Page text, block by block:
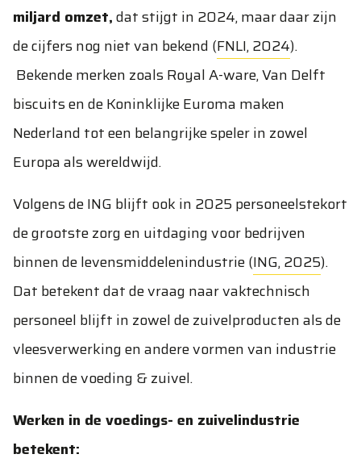
miljard omzet,dat stijgt in 2024, maar daar zijn
de cijfers nog niet van bekend (FNLI, 2024).
Bekende merken zoals Royal A-ware, Van Delft
biscuits en de Koninklijke Euroma maken
Nederland tot een belangrijke speler in zowel
Europa als wereldwijd.
Volgens de ING blijft ook in 2025 personeelstekort
de grootste zorg en uitdaging voor bedrijven
binnen de levensmiddelenindustrie (ING, 2025).
Dat betekent dat de vraag naar vaktechnisch
personeel blijft in zowel de zuivelproducten als de
vleesverwerking en andere vormen van industrie
binnen de voeding & zuivel.
Werken in de voedings- en zuivelindustrie
betekent: